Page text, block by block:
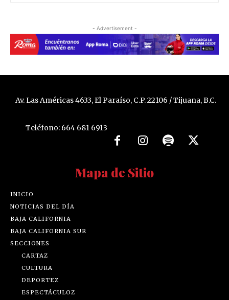
- Advertisement -
Av. Las Américas 4633, El Paraíso, C.P. 22106 / Tijuana, B.C.
Teléfono: 664 681 6913
Mapa de Sitio
INICIO
NOTICIAS DEL DÍA
BAJA CALIFORNIA
BAJA CALIFORNIA SUR
SECCIONES
CARTAZ
CULTURA
DEPORTEZ
ESPECTÁCULOZ